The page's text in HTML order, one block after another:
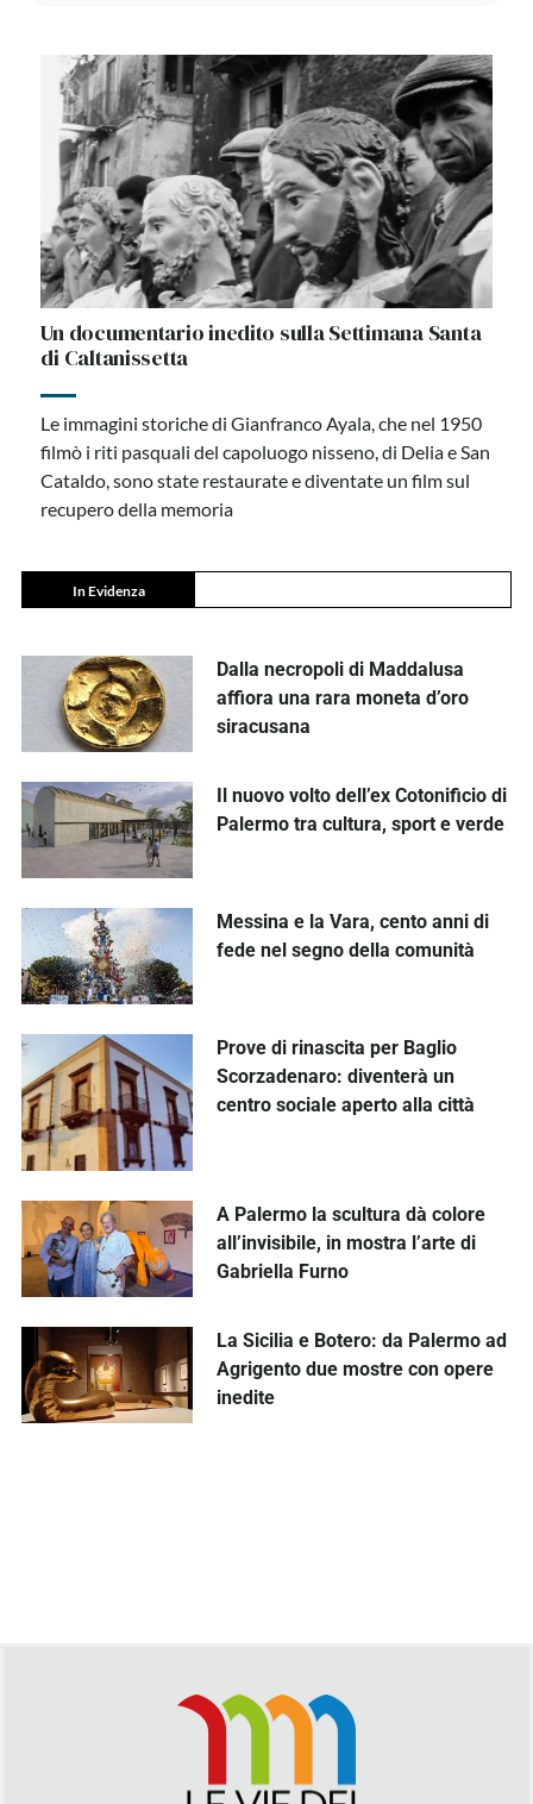
Un documentario inedito sulla Settimana Santa
di Caltanissetta
Le immagini storiche di Gianfranco Ayala, che nel 1950
filmò i riti pasquali del capoluogo nisseno, di Delia e San
Cataldo, sono state restaurate e diventate un film sul
recupero della memoria
In Evidenza
Dalla necropoli di Maddalusa
affiora una rara moneta d’oro
siracusana
Il nuovo volto dell’ex Cotonificio di
Palermo tra cultura, sport e verde
Messina e la Vara, cento anni di
fede nel segno della comunità
Prove di rinascita per Baglio
Scorzadenaro: diventerà un
centro sociale aperto alla città
A Palermo la scultura dà colore
all’invisibile, in mostra l’arte di
Gabriella Furno
La Sicilia e Botero: da Palermo ad
Agrigento due mostre con opere
inedite